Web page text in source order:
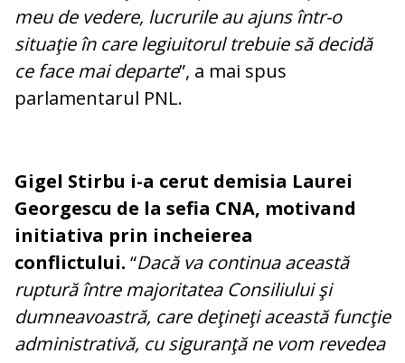
meu de vedere, lucrurile au ajuns într-o
situaţie în care legiuitorul trebuie să decidă
ce face mai departe”, a mai spus
parlamentarul PNL.
Gigel Stirbu i-a cerut demisia Laurei
Georgescu de la sefia CNA, motivand
initiativa prin incheierea
conflictului. “Dacă va continua această
ruptură între majoritatea Consiliului şi
dumneavoastră, care deţineţi această funcţie
administrativă, cu siguranţă ne vom revedea